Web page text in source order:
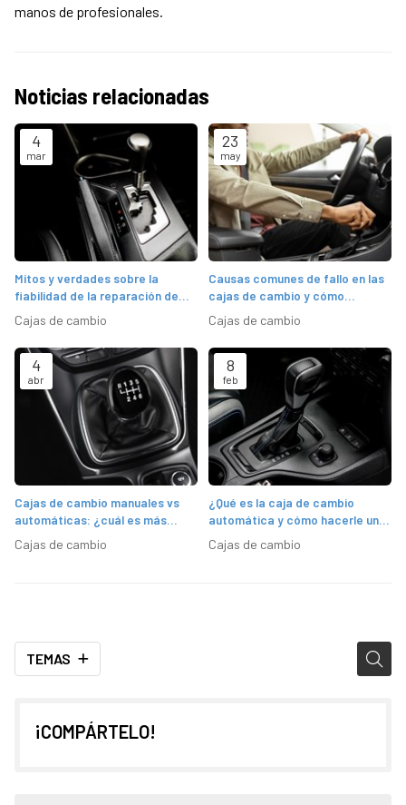
TEMAS
manos de profesionales.
Noticias relacionadas
4
mar
Mitos y verdades sobre la
fiabilidad de la reparación de
caja de cambios automática
Cajas de cambio
23
may
Causas comunes de fallo en las
cajas de cambio y cómo
prevenirlas
Cajas de cambio
4
abr
Cajas de cambio manuales vs
automáticas: ¿cuál es más
fiable?
Cajas de cambio
8
feb
¿Qué es la caja de cambio
automática y cómo hacerle un
buen mantenimiento?
Cajas de cambio
¡COMPÁRTELO!